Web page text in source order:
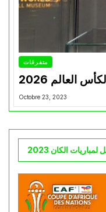
متفرقات
العالم 2026
Octobre 23, 2023
الكان 2023